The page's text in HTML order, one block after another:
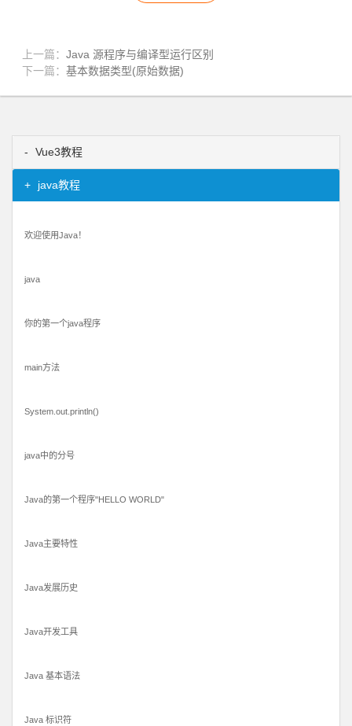
上一篇： Java 源程序与编译型运行区别
下一篇： 基本数据类型(原始数据)
Vue3教程
java教程
欢迎使用Java！
java
你的第一个java程序
main方法
System.out.println()
java中的分号
Java的第一个程序"HELLO WORLD"
Java主要特性
Java发展历史
Java开发工具
Java 基本语法
Java 标识符